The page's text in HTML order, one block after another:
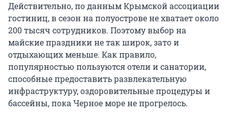
​​​​​Действительно, по данным Крымской ассоциации
гостиниц, в сезон на полуострове не хватает около
200 тысяч сотрудников. Поэтому выбор на
майские праздники не так широк, зато и
отдыхающих меньше. Как правило,
популярностью пользуются отели и санатории,
способные предоставить развлекательную
инфраструктуру, оздоровительные процедуры и
бассейны, пока Черное море не прогрелось.